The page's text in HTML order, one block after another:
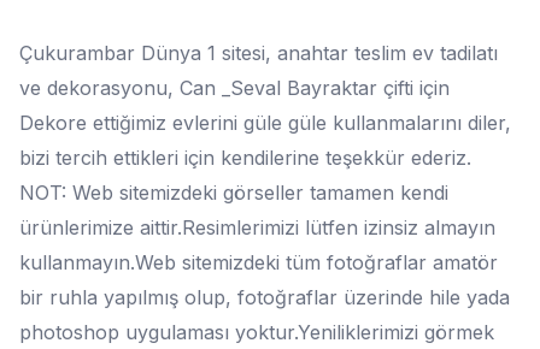
Çukurambar Dünya 1 sitesi, anahtar teslim ev tadilatı
ve dekorasyonu, Can _Seval Bayraktar çifti için
Dekore ettiğimiz evlerini güle güle kullanmalarını diler,
bizi tercih ettikleri için kendilerine teşekkür ederiz.
NOT: Web sitemizdeki görseller tamamen kendi
ürünlerimize aittir.Resimlerimizi lütfen izinsiz almayın
kullanmayın.Web sitemizdeki tüm fotoğraflar amatör
bir ruhla yapılmış olup, fotoğraflar üzerinde hile yada
photoshop uygulaması yoktur.Yeniliklerimizi görmek